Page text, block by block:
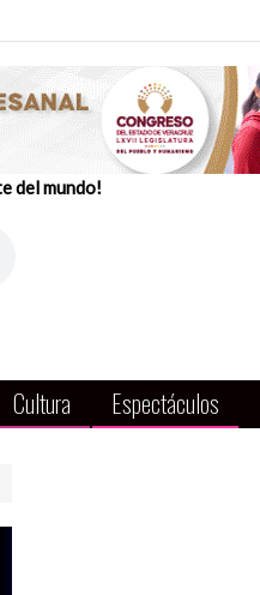
del mundo!
Cultura Espectáculos